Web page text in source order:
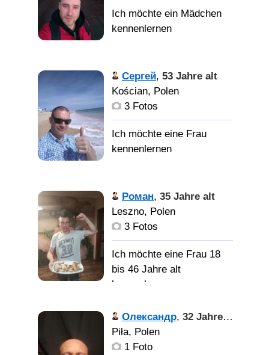
Сергей, 53 Jahre alt
Kościan, Polen
3 Fotos
Роман, 35 Jahre alt
Leszno, Polen
3 Fotos
Ich möchte eine Frau 18
bis 46 Jahre alt
kennenlernen
Олександр, 32 Jahre alt
Piła, Polen
1 Foto